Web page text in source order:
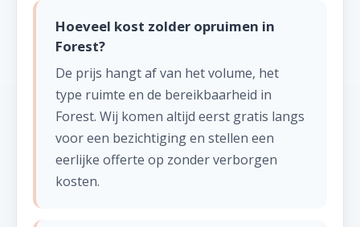
Hoeveel kost zolder opruimen in
Forest?
De prijs hangt af van het volume, het
type ruimte en de bereikbaarheid in
Forest. Wij komen altijd eerst gratis langs
voor een bezichtiging en stellen een
eerlijke offerte op zonder verborgen
kosten.